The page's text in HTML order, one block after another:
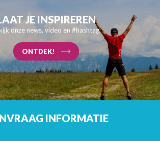
JE INSPIREREN
onze news, video en #hashtag.
ONTDEK!
INFORMATIE